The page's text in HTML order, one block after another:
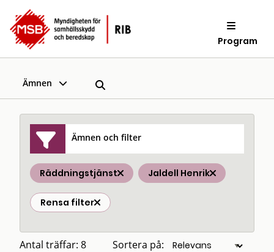
Program
Ämnen
Ämnen och filter
Räddningstjänst Jaldell Henrik
Rensa filter
Antal träffar: 8 Sortera på: